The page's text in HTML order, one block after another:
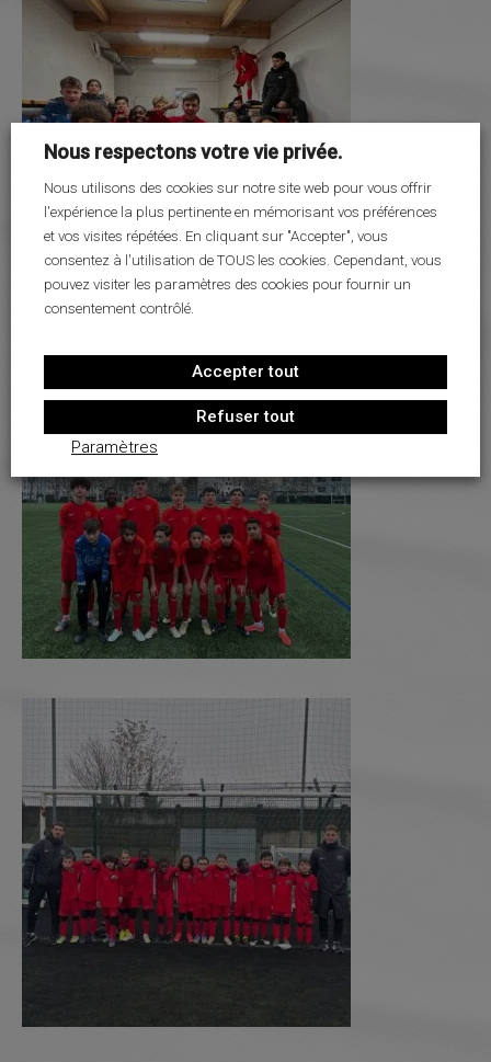
Nous respectons votre vie privée.
Nous utilisons des cookies sur notre site web pour vous offrir
l'expérience la plus pertinente en mémorisant vos préférences
et vos visites répétées. En cliquant sur "Accepter", vous
consentez à l'utilisation de TOUS les cookies. Cependant, vous
pouvez visiter les paramètres des cookies pour fournir un
consentement contrôlé.
Accepter tout
Refuser tout
Paramètres